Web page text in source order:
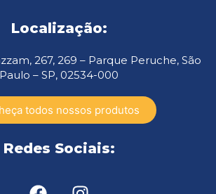
Localização:
267, 269 – Parque Peruche, São
Paulo – SP, 02534-000
todos nossos produtos
Redes Sociais: